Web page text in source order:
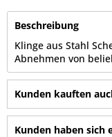
Beschreibung
Klinge aus Stahl
Abnehmen von
Kunden kauften
Kunden haben sich